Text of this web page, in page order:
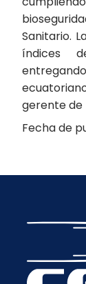
Sanitario.
índices
gerente de
Fecha de